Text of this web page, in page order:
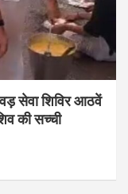
सेवा शिविर आठवें
की सच्ची